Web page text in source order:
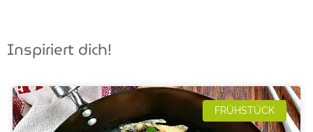
Inspiriert dich!
FRÜHSTÜCK